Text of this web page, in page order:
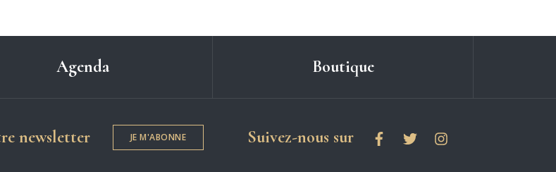
Agenda Boutique
newsletter JE M'ABONNE Suivez-nous surles réseaux sociaux
FacebookTwitterInstagram